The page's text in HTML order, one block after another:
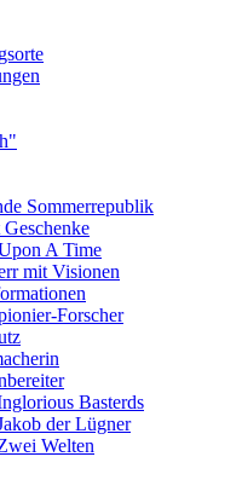
Sommerrepublik
A Time
mit Visionen
Forscher
Basterds
der Lügner
Welten